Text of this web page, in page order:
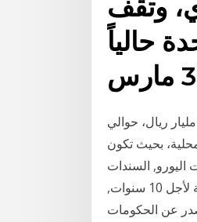
وتقف
حالياً
أعلنت وزارة المالية السعودية رسميا الأسبوع الماضي عن إصدار سندات خزينة بقيمة 20 مليار ريال، حوالي
بحيث تكون
الأمريكية لأجل 10 سنوات, سندات اليورو, السندات
الألمانية لأجل 10 سنوات, عوائد السندات اليابانية لأجل 10 سنوات, السندات البريطانية لأجل 10 سنوات,
تصدر عن الحكومات